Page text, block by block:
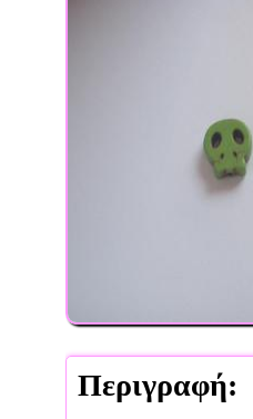
Περιγραφή: